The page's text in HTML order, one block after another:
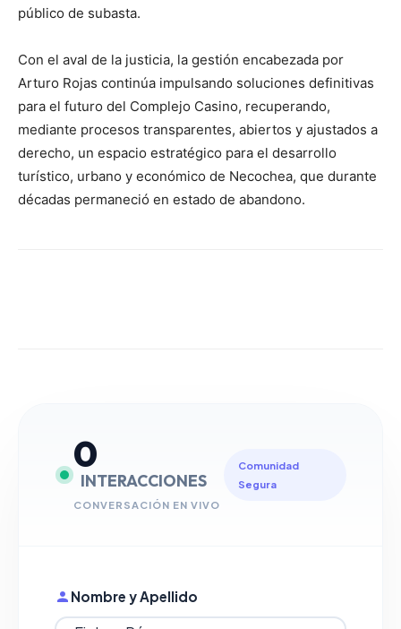
público de subasta.
Con el aval de la justicia, la gestión encabezada por
Arturo Rojas continúa impulsando soluciones definitivas
para el futuro del Complejo Casino, recuperando,
mediante procesos transparentes, abiertos y ajustados a
derecho, un espacio estratégico para el desarrollo
turístico, urbano y económico de Necochea, que durante
décadas permaneció en estado de abandono.
0
INTERACCIONES
CONVERSACIÓN EN VIVO
Comunidad
Segura
Nombre y Apellido